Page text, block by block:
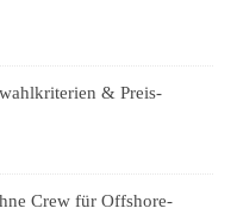
& Preis-
Crew für Offshore-